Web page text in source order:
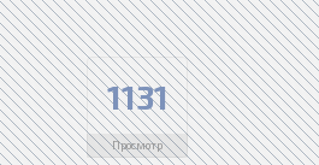
1131
Просмотр